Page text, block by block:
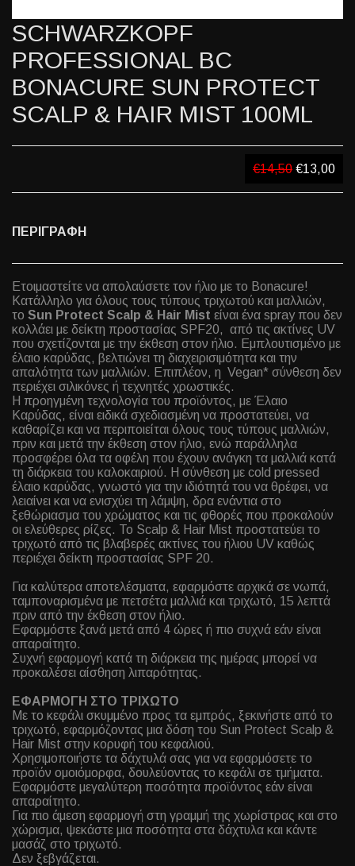
SCHWARZKOPF
PROFESSIONAL BC
BONACURE SUN PROTECT
SCALP & HAIR MIST 100ML
€14,50 €13,00
ΠΕΡΙΓΡΑΦΗ
Ετοιμαστείτε να απολαύσετε τον ήλιο με το Bonacure!
Κατάλληλο για όλους τους τύπους τριχωτού και μαλλιών,
το Sun Protect Scalp & Hair Mist είναι ένα spray που δεν
κολλάει με δείκτη προστασίας SPF20, από τις ακτίνες UV
που σχετίζονται με την έκθεση στον ήλιο. Εμπλουτισμένο με
έλαιο καρύδας, βελτιώνει τη διαχειρισιμότητα και την
απαλότητα των μαλλιών. Επιπλέον, η Vegan* σύνθεση δεν
περιέχει σιλικόνες ή τεχνητές χρωστικές.
Η προηγμένη τεχνολογία του προϊόντος, με Έλαιο
Καρύδας, είναι ειδικά σχεδιασμένη να προστατεύει, να
καθαρίζει και να περιποιείται όλους τους τύπους μαλλιών,
πριν και μετά την έκθεση στον ήλιο, ενώ παράλληλα
προσφέρει όλα τα οφέλη που έχουν ανάγκη τα μαλλιά κατά
τη διάρκεια του καλοκαιριού. Η σύνθεση με cold pressed
έλαιο καρύδας, γνωστό για την ιδιότητά του να θρέφει, να
λειαίνει και να ενισχύει τη λάμψη, δρα ενάντια στο
ξεθώριασμα του χρώματος και τις φθορές που προκαλούν
οι ελεύθερες ρίζες. Το Scalp & Hair Mist προστατεύει το
τριχωτό από τις βλαβερές ακτίνες του ήλιου UV καθώς
περιέχει δείκτη προστασίας SPF 20.
Για καλύτερα αποτελέσματα, εφαρμόστε αρχικά σε νωπά,
ταμποναρισμένα με πετσέτα μαλλιά και τριχωτό, 15 λεπτά
πριν από την έκθεση στον ήλιο.
Εφαρμόστε ξανά μετά από 4 ώρες ή πιο συχνά εάν είναι
απαραίτητο.
Συχνή εφαρμογή κατά τη διάρκεια της ημέρας μπορεί να
προκαλέσει αίσθηση λιπαρότητας.
ΕΦΑΡΜΟΓΗ ΣΤΟ ΤΡΙΧΩΤΟ
Με το κεφάλι σκυμμένο προς τα εμπρός, ξεκινήστε από το
τριχωτό, εφαρμόζοντας μια δόση του Sun Protect Scalp &
Hair Mist στην κορυφή του κεφαλιού.
Χρησιμοποιήστε τα δάχτυλά σας για να εφαρμόσετε το
προϊόν ομοιόμορφα, δουλεύοντας το κεφάλι σε τμήματα.
Εφαρμόστε μεγαλύτερη ποσότητα προϊόντος εάν είναι
απαραίτητο.
Για πιο άμεση εφαρμογή στη γραμμή της χωρίστρας και στο
χώρισμα, ψεκάστε μια ποσότητα στα δάχτυλα και κάντε
μασάζ στο τριχωτό.
Δεν ξεβγάζεται.